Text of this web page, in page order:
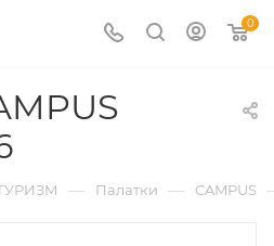
0
— Палатки — CAMPUS